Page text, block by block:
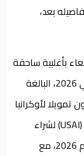
بعد،
بأغلبية ساحقة
على مشروع قانون ميزانية الدفاع للعام المالي 2026، البالغة
تمويلا لأوكرانيا
في إطار مبادرة «المساعدة الأمنية لأوكرانيا» (USAI) لشراء
أسلحة جديدة، بقيمة 400 مليون دولار في عام 2026، مع